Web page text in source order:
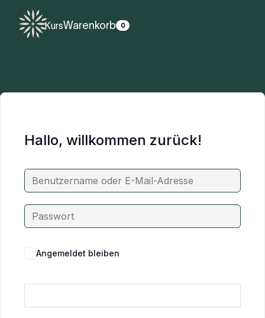
KursWarenkorb 0
Hallo, willkommen zurück!
Angemeldet bleiben